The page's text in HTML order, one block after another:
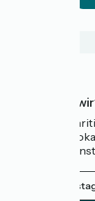
Wer sind
Die
Netzwerk